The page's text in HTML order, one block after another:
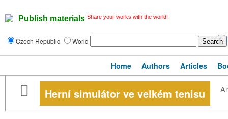
Publish materials Share your works with the world!
Czech Republic World
Home Authors Articles
Herní simulátor ve velkém tenisu